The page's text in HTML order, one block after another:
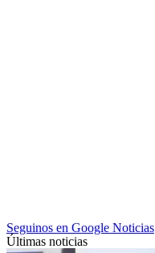
Seguinos en Google Noticias
Últimas noticias